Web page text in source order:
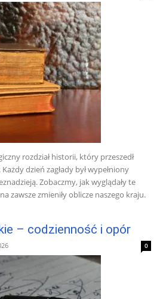
rozdział historii, który przeszedł
dzień zagłady był wypełniony
Zobaczmy, jak wyglądały te
zawsze zmieniły oblicze naszego kraju.
– codzienność i opór
0